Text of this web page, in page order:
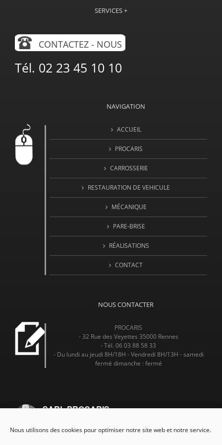
Nous utilisons des cookies pour optimiser notre site web et notre service.
SERVICES +
CONTACTEZ - NOUS
Tél. 02 23 45 10 10
NAVIGATION
ACCUEIL
PROCARIS
CARROSSERIE
RESTAURATION DE VEHICULE
MÉCANIQUE
PARE-BRISE
RÉALISATIONS
CONTACT
NOUS CONTACTER
PROCARIS
- 32 Rue des Veyettes 35000 Rennes
- Tél. 06 03 88 58 33
- Du lundi au jeudi 8H/18H - Vendredi 8H/13H - samedi
fermé dimanche : fermé
SARL PROCARIS
powered byGoo gle